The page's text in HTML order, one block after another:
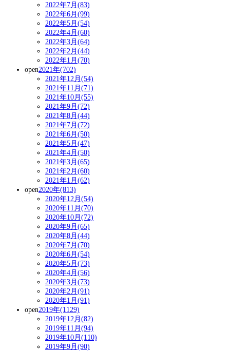
2022年7月(83)
2022年6月(99)
2022年5月(54)
2022年4月(60)
2022年3月(64)
2022年2月(44)
2022年1月(70)
open2021年(702)
2021年12月(54)
2021年11月(71)
2021年10月(55)
2021年9月(72)
2021年8月(44)
2021年7月(72)
2021年6月(50)
2021年5月(47)
2021年4月(50)
2021年3月(65)
2021年2月(60)
2021年1月(62)
open2020年(813)
2020年12月(54)
2020年11月(70)
2020年10月(72)
2020年9月(65)
2020年8月(44)
2020年7月(70)
2020年6月(54)
2020年5月(73)
2020年4月(56)
2020年3月(73)
2020年2月(91)
2020年1月(91)
open2019年(1129)
2019年12月(82)
2019年11月(94)
2019年10月(110)
2019年9月(90)